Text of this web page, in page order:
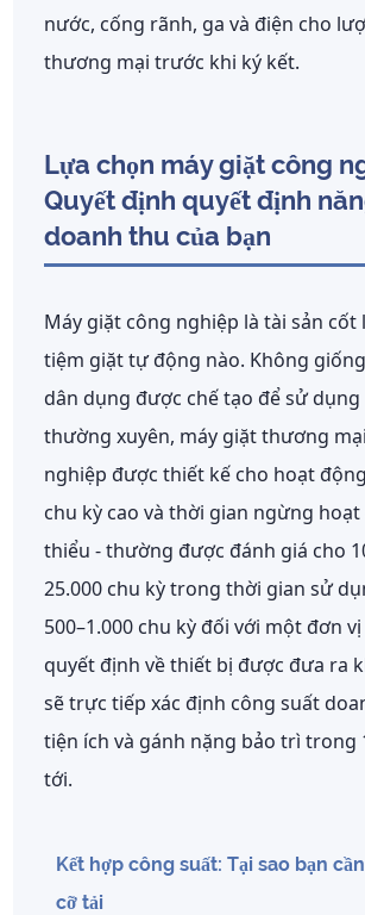
nước, cống rãnh, ga và điện cho
thương mại trước khi ký kết.
Lựa chọn máy giặt công
Quyết định quyết định
doanh thu của bạn
Máy giặt công nghiệp là tài sản cốt
tiệm giặt tự động nào. Không
dân dụng được chế tạo để sử
thường xuyên, máy giặt thương
nghiệp được thiết kế cho hoạt
chu kỳ cao và thời gian ngừng
thiểu- thường được đánh giá cho
25.000 chu kỳ trong thời gian sử
500–1.000 chu kỳ đối với một đơn
quyết định về thiết bị được đưa ra
sẽ trực tiếp xác định công suất
tiện ích và gánh nặng bảo trì trong
tới.
Kết hợp công suất: Tại sao bạn
cỡ tải